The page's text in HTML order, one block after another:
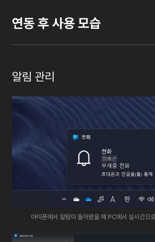
연동후 사용모습
알림 관리
아이폰에서 알림이 들어왔을 때 PC에서 실시간으